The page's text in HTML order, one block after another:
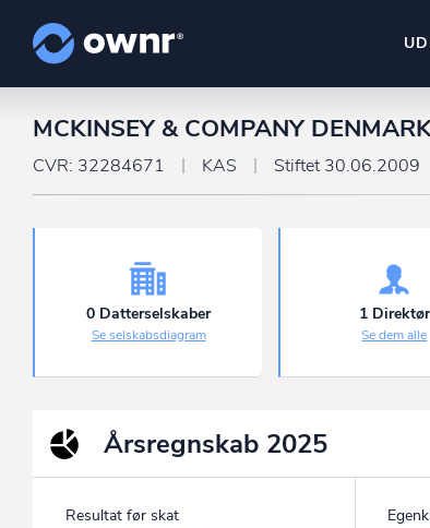
ownr
Hold dig
ownr
Identificer
MCKINSEY & COMPANY
CVR: 32284671 KAS Stiftet 30.06.2009
0 Datterselskaber
Se selskabsdiagram
1 Direktør
Se dem alle
Årsregnskab 2025
Resultat før skat